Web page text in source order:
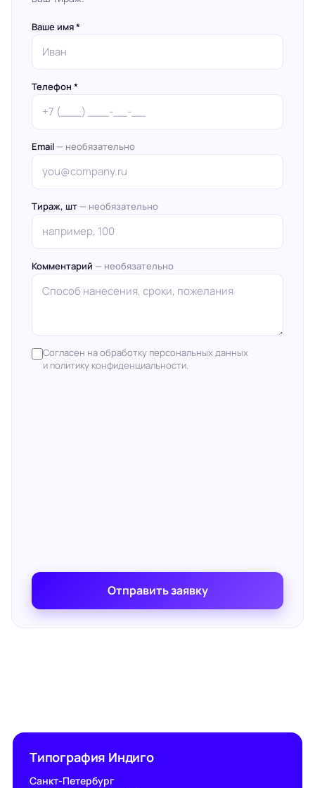
Ваше имя *
Телефон *
Email — необязательно
Тираж, шт — необязательно
Комментарий — необязательно
Согласен на обработку персональных данных
и политику конфиденциальности.
Отправить заявку
Типография Индиго
Санкт-Петербург